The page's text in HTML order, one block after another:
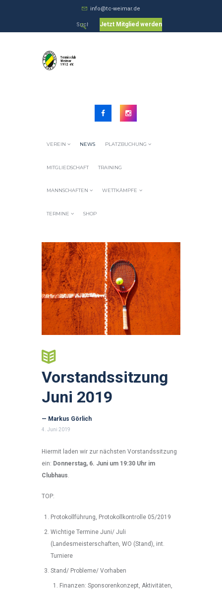
info@tc-weimar.de
Jetzt Mitglied werden
VEREIN NEWS PLATZBUCHUNG
MITGLIEDSCHAFT TRAINING
MANNSCHAFTEN WETTKÄMPFE
TERMINE SHOP
Vorstandssitzung
Juni 2019
— Markus Görlich
4. Juni 2019
Hiermit laden wir zur nächsten Vorstandssitzung
ein: Donnerstag, 6. Juni um 19:30 Uhr im
Clubhaus.
TOP:
Protokollführung, Protokollkontrolle 05/2019
Wichtige Termine Juni/ Juli
(Landesmeisterschaften, WO (Stand), int.
Turniere
Stand/ Probleme/ Vorhaben
Finanzen: Sponsorenkonzept, Aktivitäten,